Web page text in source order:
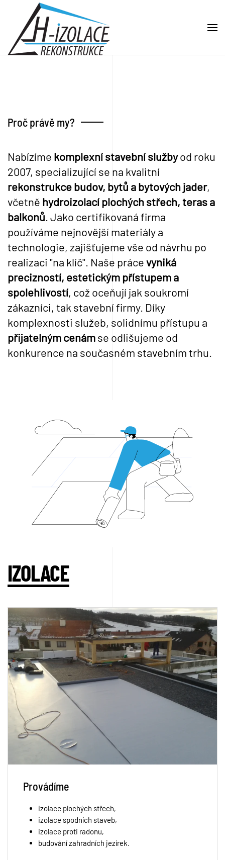
Skip to main content
Proč právě my?
Nabízíme komplexní stavební službyod roku
2007, specializující se na kvalitní
rekonstrukce budov, bytů a bytových jader,
včetně hydroizolací plochých střech, teras a
balkonů . Jako certifikovaná firma
používáme nejnovější materiály a
technologie, zajišťujeme vše od návrhu po
realizaci "na klíč". Naše prácevyniká
precizností, estetickým přístupem a
spolehlivostí, což oceňují jak soukromí
zákazníci, tak stavební firmy. Díky
komplexnosti služeb, solidnímu přístupu a
přijatelným cenámse odlišujeme od
konkurence na současném stavebním trhu.
IZOLACE
Provádíme
izolace plochých střech,
izolace spodních staveb,
izolace proti radonu,
budování zahradních jezírek.